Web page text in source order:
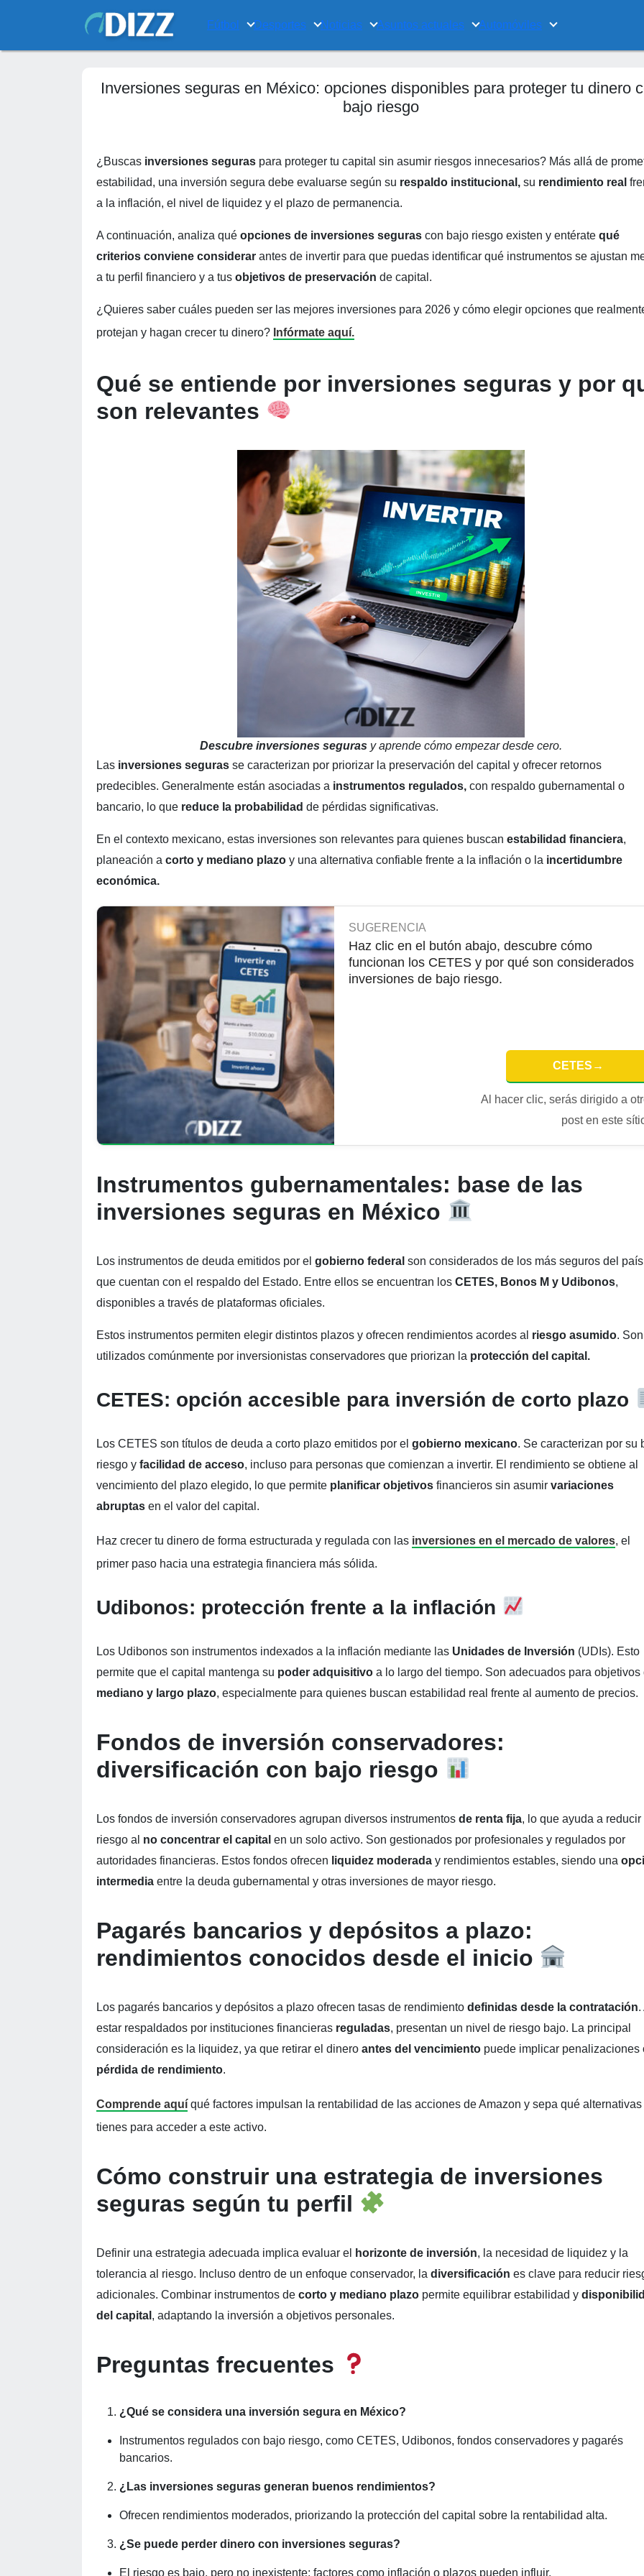
Fútbol Desportes Noticias Asuntos actuales Automóviles
Inversiones seguras en México: opciones disponibles para proteger tu dinero
bajo riesgo
¿Buscas inversiones seguras para proteger tu capital sin asumir riesgos innecesarios? Más allá de
estabilidad, una inversión segura debe evaluarse según su respaldo institucional, su rendimiento real
a la inflación, el nivel de liquidez y el plazo de permanencia.
A continuación, analiza qué opciones de inversiones seguras con bajo riesgo existen y entérate qué
criterios conviene considerar antes de invertir para que puedas identificar qué instrumentos se ajustan
a tu perfil financiero y a tus objetivos de preservación de capital.
¿Quieres saber cuáles pueden ser las mejores inversiones para 2026 y cómo elegir opciones que
protejan y hagan crecer tu dinero? Infórmate aquí.
Qué se entiende por inversiones seguras y por
son relevantes
Descubre inversiones segurasy aprende cómo empezar desde cero.
Las inversiones seguras se caracterizan por priorizar la preservación del capital y ofrecer retornos
predecibles. Generalmente están asociadas a instrumentos regulados, con respaldo gubernamental o
bancario, lo que reduce la probabilidad de pérdidas significativas.
En el contexto mexicano, estas inversiones son relevantes para quienes buscan estabilidad financiera,
planeación a corto y mediano plazo y una alternativa confiable frente a la inflación o la incertidumbre
económica.
SUGERENCIA
Haz clic en el butón abajo, descubre cómo
funcionan los CETES y por qué son considerados
inversiones de bajo riesgo.
CETES →
Al hacer clic, serás dirigido a
post en este
Instrumentos gubernamentales: base de las
inversiones seguras en México
Los instrumentos de deuda emitidos por el gobierno federal son considerados de los más seguros del
que cuentan con el respaldo del Estado. Entre ellos se encuentran los CETES, Bonos M y Udibonos,
disponibles a través de plataformas oficiales.
Estos instrumentos permiten elegir distintos plazos y ofrecen rendimientos acordes al riesgo asumido. Son
utilizados comúnmente por inversionistas conservadores que priorizan la protección del capital.
CETES: opción accesible para inversión de corto plazo
Los CETES son títulos de deuda a corto plazo emitidos por el gobierno mexicano. Se caracterizan por su
riesgo y facilidad de acceso, incluso para personas que comienzan a invertir. El rendimiento se obtiene al
vencimiento del plazo elegido, lo que permite planificar objetivos financieros sin asumir variaciones
abruptas en el valor del capital.
Haz crecer tu dinero de forma estructurada y regulada con las inversiones en el mercado de valores, el
primer paso hacia una estrategia financiera más sólida.
Udibonos: protección frente a la inflación
Los Udibonos son instrumentos indexados a la inflación mediante las Unidades de Inversión (UDIs). Esto
permite que el capital mantenga su poder adquisitivo a lo largo del tiempo. Son adecuados para objetivos
mediano y largo plazo, especialmente para quienes buscan estabilidad real frente al aumento de precios.
Fondos de inversión conservadores:
diversificación con bajo riesgo
Los fondos de inversión conservadores agrupan diversos instrumentos de renta fija, lo que ayuda a reducir
riesgo al no concentrar el capital en un solo activo. Son gestionados por profesionales y regulados por
autoridades financieras. Estos fondos ofrecen liquidez moderada y rendimientos estables, siendo una
intermedia entre la deuda gubernamental y otras inversiones de mayor riesgo.
Pagarés bancarios y depósitos a plazo:
rendimientos conocidos desde el inicio
Los pagarés bancarios y depósitos a plazo ofrecen tasas de rendimiento definidas desde la contratación.
estar respaldados por instituciones financieras reguladas, presentan un nivel de riesgo bajo. La principal
consideración es la liquidez, ya que retirar el dinero antes del vencimiento puede implicar penalizaciones
pérdida de rendimiento.
Comprende aquí qué factores impulsan la rentabilidad de las acciones de Amazon y sepa qué alternativas
tienes para acceder a este activo.
Cómo construir una estrategia de inversiones
seguras según tu perfil
Definir una estrategia adecuada implica evaluar el horizonte de inversión, la necesidad de liquidez y la
tolerancia al riesgo. Incluso dentro de un enfoque conservador, la diversificación es clave para reducir
adicionales. Combinar instrumentos de corto y mediano plazo permite equilibrar estabilidad y
del capital , adaptando la inversión a objetivos personales.
Preguntas frecuentes
¿Qué se considera una inversión segura en México?
Instrumentos regulados con bajo riesgo, como CETES, Udibonos, fondos conservadores y pagarés
bancarios.
¿Las inversiones seguras generan buenos rendimientos?
Ofrecen rendimientos moderados, priorizando la protección del capital sobre la rentabilidad alta.
¿Se puede perder dinero con inversiones seguras?
El riesgo es bajo, pero no inexistente; factores como inflación o plazos pueden influir.